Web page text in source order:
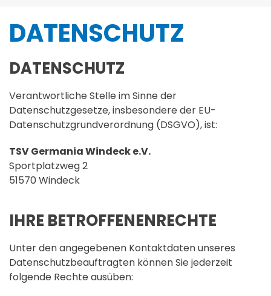
DATENSCHUTZ
DATENSCHUTZ
Verantwortliche Stelle im Sinne der
Datenschutzgesetze, insbesondere der EU-
Datenschutzgrundverordnung (DSGVO), ist:
TSV Germania Windeck e.V.
Sportplatzweg 2
51570 Windeck
IHRE BETROFFENENRECHTE
Unter den angegebenen Kontaktdaten unseres
Datenschutzbeauftragten können Sie jederzeit
folgende Rechte ausüben: